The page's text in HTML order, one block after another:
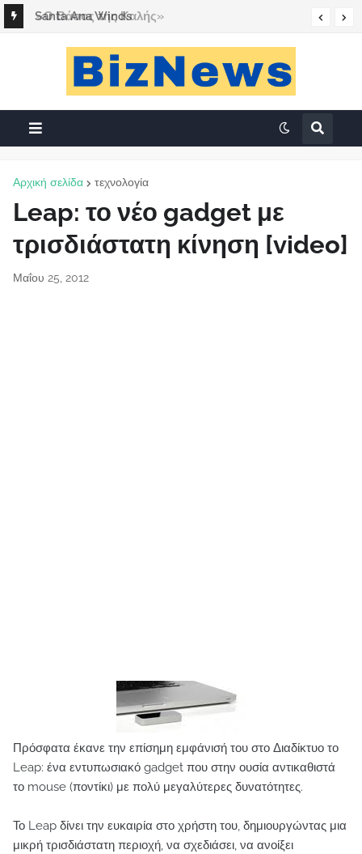
Santa Ana Winds
«Ο Βάσος της Καλής»
Αρχική σελίδα τεχνολογία
Leap: το νέο gadget με
τρισδιάστατη κίνηση [video]
Μαΐου 25, 2012
Πρόσφατα έκανε την επίσημη εμφάνισή του στο Διαδίκτυο το
Leap: ένα εντυπωσιακό gadget που στην ουσία αντικαθιστά
το mouse (ποντίκι) με πολύ μεγαλύτερες δυνατότητες.
Το Leap δίνει την ευκαιρία στο χρήστη του, δημιουργώντας μια
μικρή τρισδιάστατη περιοχή, να σχεδιάσει, να ανοίξει